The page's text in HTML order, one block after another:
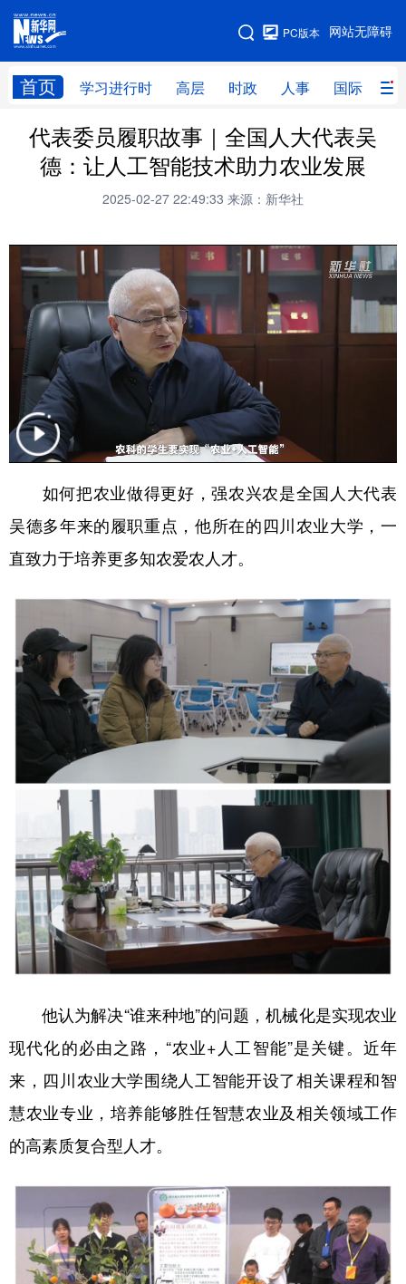
网站无障碍
PC版本
首页 学习进行时 高层 时政 人事 国际 财
网站地图
学习进行时 高层 时政 人事
国际 财经 网评 港澳
量子 体育
书画
访谈 视频 政务
法律 中央文件
食品 人居 信息化
学术中国 乡村振兴 银龄
彩票 娱乐 时尚 悦读
公益 一带一路 亚太网
地方频道
北京 天津 河北
吉林 上海 江苏
浙江 福建
山东
广东 广西 海南 重庆
四川 贵州 云南 西藏
陕西 甘肃 青海 宁夏
新疆 内蒙古
English Español Français عربى
Русский язык 日本語 한국어
Deutsch Português
代表委员履职故事｜全国人大代表吴
德：让人工智能技术助力农业发展
2025-02-27 22:49:33 来源：新华社
如何把农业做得更好，强农兴农是全国人大代表
吴德多年来的履职重点，他所在的四川农业大学，一
直致力于培养更多知农爱农人才。
他认为解决“谁来种地”的问题，机械化是实现农业
现代化的必由之路，“农业+人工智能”是关键。近年
来，四川农业大学围绕人工智能开设了相关课程和智
慧农业专业，培养能够胜任智慧农业及相关领域工作
的高素质复合型人才。